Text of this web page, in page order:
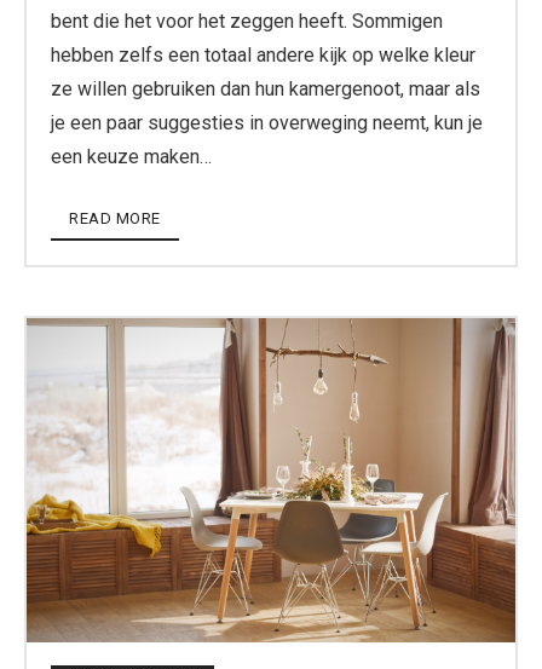
bent die het voor het zeggen heeft. Sommigen
hebben zelfs een totaal andere kijk op welke kleur
ze willen gebruiken dan hun kamergenoot, maar als
je een paar suggesties in overweging neemt, kun je
een keuze maken…
READ MORE